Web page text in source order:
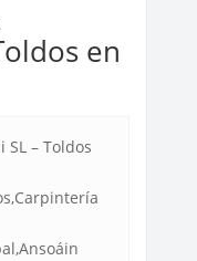
en
– Toldos